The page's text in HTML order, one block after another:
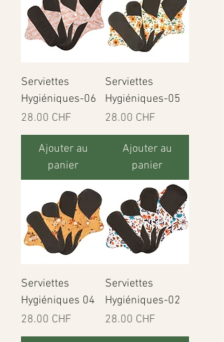
Serviettes
Hygiéniques-06
Prix
28.00 CHF
Ajouter au
panier
Serviettes
Hygiéniques-05
Prix
28.00 CHF
Ajouter au
panier
Serviettes
Hygiéniques 04
Prix
28.00 CHF
Serviettes
Hygiéniques-02
Prix
28.00 CHF